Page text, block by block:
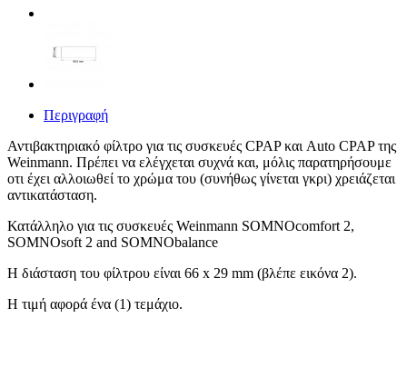
Περιγραφή
Αντιβακτηριακό φίλτρο για τις συσκευές CPAP και Auto CPAP της
Weinmann. Πρέπει να ελέγχεται συχνά και, μόλις παρατηρήσουμε
οτι έχει αλλοιωθεί το χρώμα του (συνήθως γίνεται γκρι) χρειάζεται
αντικατάσταση.
Κατάλληλο για τις συσκευές Weinmann SOMNOcomfort 2,
SOMNOsoft 2 and SOMNObalance
Η διάσταση του φίλτρου είναι 66 x 29 mm (βλέπε εικόνα 2).
Η τιμή αφορά ένα (1) τεμάχιο.